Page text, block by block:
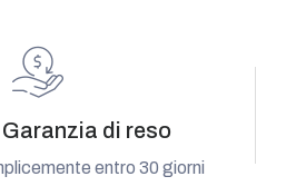
di reso
entro 30 giorni